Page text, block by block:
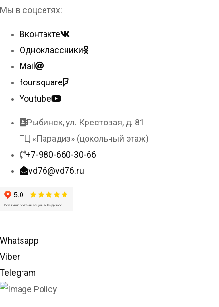
Мы в соцсетях:
Вконтакте
Одноклассники
Mail
foursquare
Youtube
Рыбинск, ул. Крестовая, д. 81
ТЦ «Парадиз» (цокольный этаж)
+7-980-660-30-66
vd76@vd76.ru
Whatsapp
Viber
Telegram